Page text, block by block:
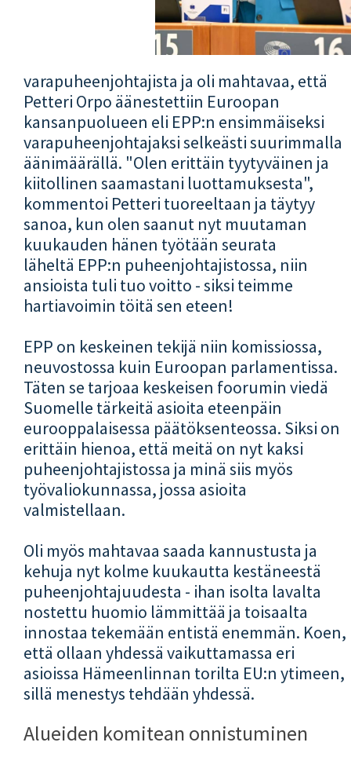
varapuheenjohtajista ja oli mahtavaa, että
Petteri Orpo äänestettiin Euroopan
kansanpuolueen eli EPP:n ensimmäiseksi
varapuheenjohtajaksi selkeästi suurimmalla
äänimäärällä. "Olen erittäin tyytyväinen ja
kiitollinen saamastani luottamuksesta",
kommentoi Petteri tuoreeltaan ja täytyy
sanoa, kun olen saanut nyt muutaman
kuukauden hänen työtään seurata
läheltä EPP:n puheenjohtajistossa, niin
ansioista tuli tuo voitto - siksi teimme
hartiavoimin töitä sen eteen!
EPP on keskeinen tekijä niin komissiossa,
neuvostossa kuin Euroopan parlamentissa.
Täten se tarjoaa keskeisen foorumin viedä
Suomelle tärkeitä asioita eteenpäin
eurooppalaisessa päätöksenteossa. Siksi on
erittäin hienoa, että meitä on nyt kaksi
puheenjohtajistossa ja minä siis myös
työvaliokunnassa, jossa asioita
valmistellaan.
Oli myös mahtavaa saada kannustusta ja
kehuja nyt kolme kuukautta kestäneestä
puheenjohtajuudesta - ihan isolta lavalta
nostettu huomio lämmittää ja toisaalta
innostaa tekemään entistä enemmän. Koen,
että ollaan yhdessä vaikuttamassa eri
asioissa Hämeenlinnan torilta EU:n ytimeen,
sillä menestys tehdään yhdessä.
Alueiden komitean onnistuminen